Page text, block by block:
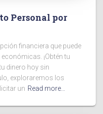
Personal por
financiera que puede
¡Obtén tu
dinero hoy sin
exploraremos los
un Read more…